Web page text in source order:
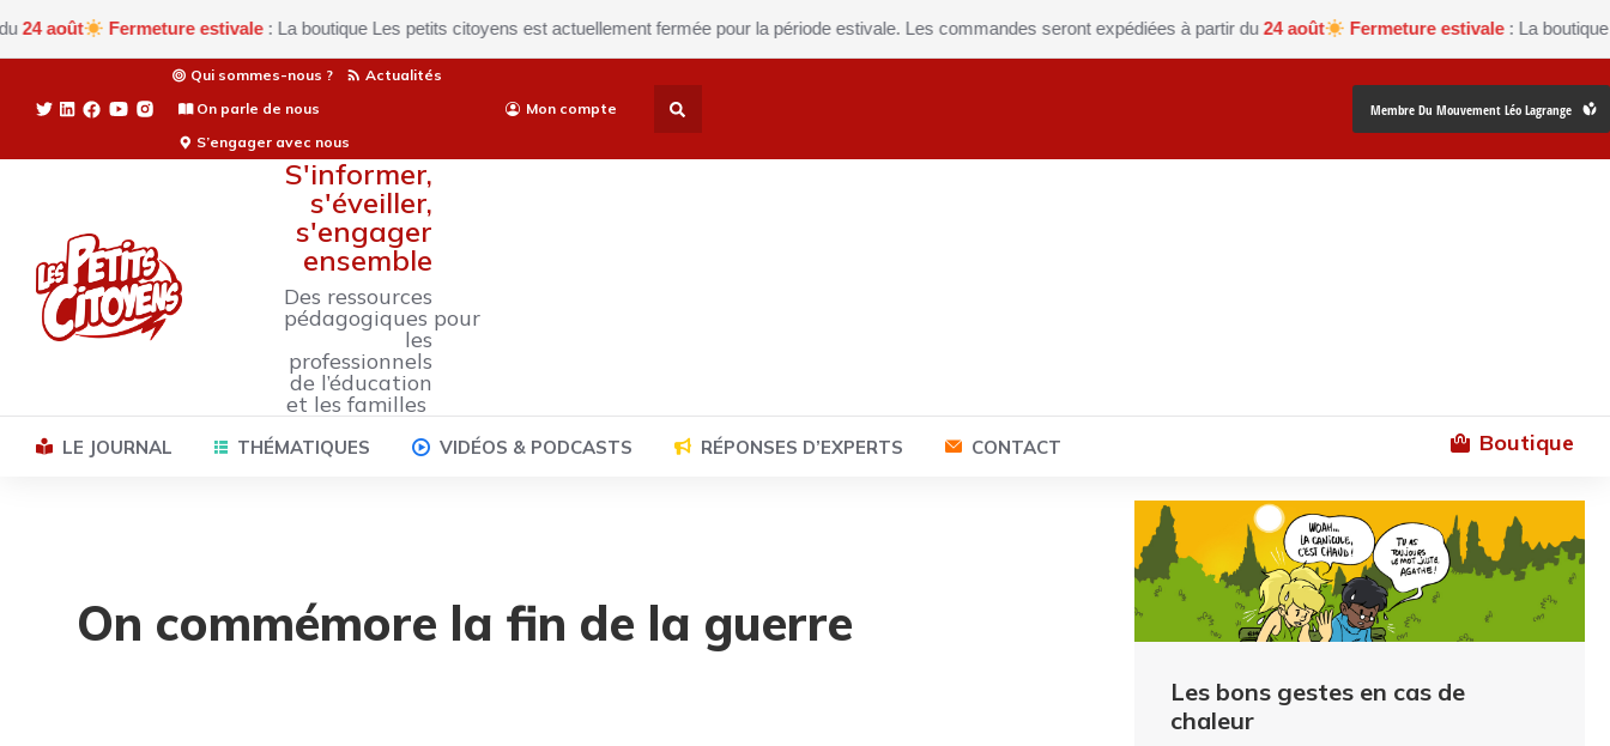
Fermeture estivale: La boutique Les petits citoyens est actuellement fermée pour la période estivale. Les commandes seront expédiées à partir du24 août Fermeture estivale: La boutique Les
Qui sommes-nous ?
Actualités
On parle de nous
S’engager avec nous
Mon compte Membre Du Mouvement Léo Lagrange
S'informer,
s'éveiller,
s'engager
ensemble
Des ressources
pédagogiques pour
les
professionnels
de l’éducation
et les familles
LE JOURNAL THÉMATIQUES VIDÉOS & PODCASTS RÉPONSES D’EXPERTS CONTACT Boutique
Les bons gestes en cas de
chaleur
On commémore la fin de la guerre